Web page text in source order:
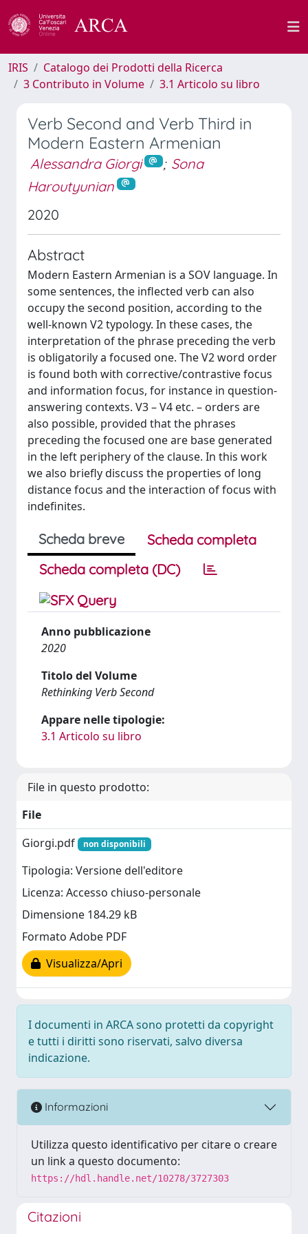
IRIS
Catalogo dei Prodotti della Ricerca
3 Contributo in Volume
3.1 Articolo su libro
Verb Second and Verb Third in
Modern Eastern Armenian
Alessandra Giorgi ; Sona
Haroutyunian
2020
Abstract
Modern Eastern Armenian is a SOV language. In
some sentences, the inflected verb can also
occupy the second position, according to the
well-known V2 typology. In these cases, the
interpretation of the phrase preceding the verb
is obligatorily a focused one. The V2 word order
is found both with corrective/contrastive focus
and information focus, for instance in question-
answering contexts. V3 – V4 etc. – orders are
also possible, provided that the phrases
preceding the focused one are base generated
in the left periphery of the clause. In this work
we also briefly discuss the properties of long
distance focus and the interaction of focus with
indefinites.
Scheda breve
Scheda completa
Scheda completa (DC)
Anno pubblicazione
2020
Titolo del Volume
Rethinking Verb Second
Appare nelle tipologie:
3.1 Articolo su libro
File in questo prodotto:
File
Giorgi.pdf
non disponibili
Tipologia: Versione dell'editore
Licenza: Accesso chiuso-personale
Dimensione 184.29 kB
Formato Adobe PDF
Visualizza/Apri
I documenti in ARCA sono protetti da copyright
e tutti i diritti sono riservati, salvo diversa
indicazione.
Informazioni
Utilizza questo identificativo per citare o creare
un link a questo documento:
https://hdl.handle.net/10278/3727303
Citazioni